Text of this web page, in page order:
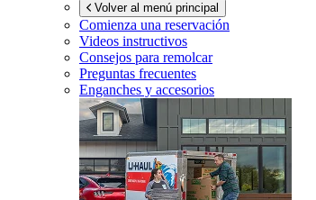
Volver al menú principal
Comienza una reservación
Videos instructivos
Consejos para remolcar
Preguntas frecuentes
Enganches y accesorios